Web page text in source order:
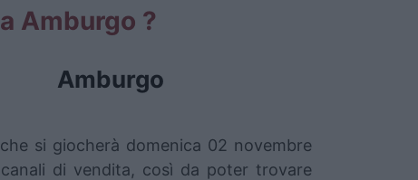
Amburgo ?
Amburgo
si giocherà domenica 02 novembre
di vendita, così da poter trovare